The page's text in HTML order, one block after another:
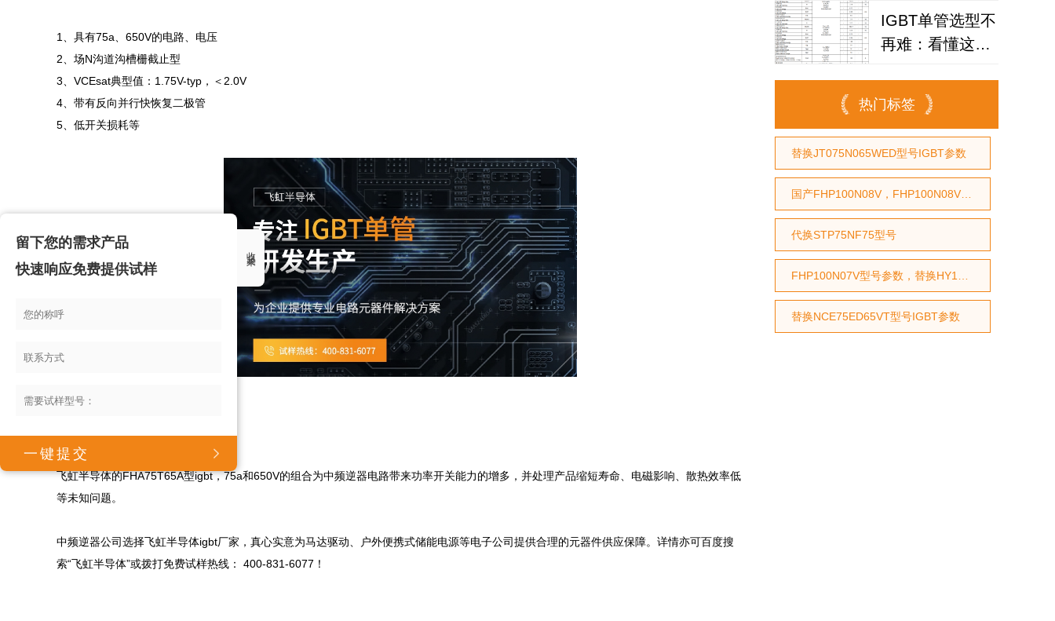
1、具有75a、650V的电路、电压
2、场N沟道沟槽栅截止型
3、VCEsat典型值：1.75V-typ，＜2.0V
4、带有反向并行快恢复二极管
5、低开关损耗等
飞虹半导体的FHA75T65A型igbt，75a和650V的组合为中频逆器电路带来功率开关能力的增多，并处理产品缩短寿命、电磁影响、散热效率低
等未知问题。
中频逆器公司选择飞虹半导体igbt厂家，真心实意为马达驱动、户外便携式储能电源等电子公司提供合理的元器件供应保障。详情亦可百度搜
索“飞虹半导体”或拨打免费试样热线： 400-831-6077！
厂家选型参考
代替仙童
IGBT单管选型不
再难：看懂这个
计效率提升事半
功倍
热门标签
替换JT075N065WED型号IGBT参数
代换STP75NF75型号
替换NCE75ED65VT型号IGBT参数
留下您的需求产品
快速响应免费提供试样